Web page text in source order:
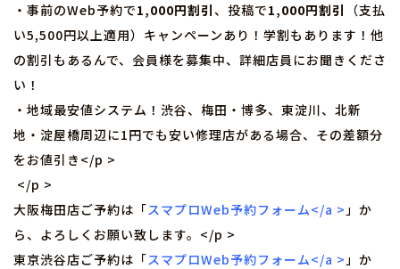
・事前のWeb予約で1,000円割引、投稿で1,000円割引 （支払
い5,500円以上適用）キャンペーンあり！学割もあります！他
の割引もあるんで、会員様を募集中、詳細店員にお聞きくださ
い！
・地域最安値システム！渋谷、梅田・博多、東淀川、北新
地・淀屋橋周辺に1円でも安い修理店がある場合、その差額分
をお値引き</p >
</p >
大阪梅田店ご予約は「スマプロWeb予約フォーム</a >」か
ら、よろしくお願い致します。</p >
東京渋谷店ご予約は「スマプロWeb予約フォーム</a >」か